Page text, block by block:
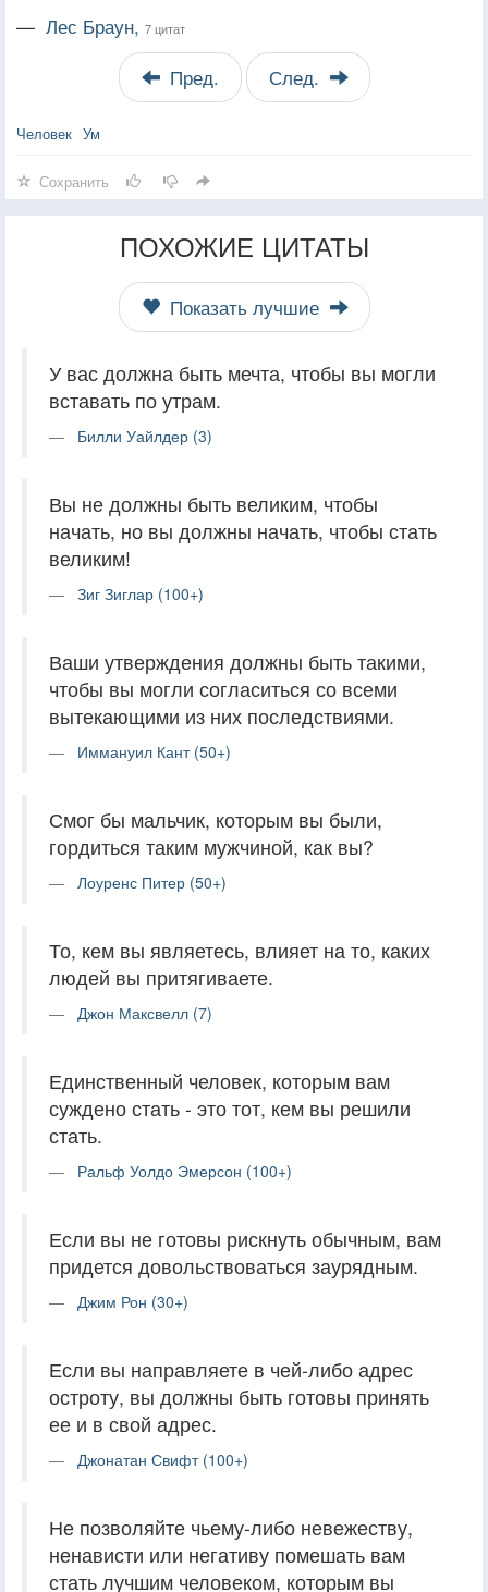
— Лес Браун, 7 цитат
Пред. След.
Человек Ум
Сохранить
ПОХОЖИЕ ЦИТАТЫ
Показать лучшие
У вас должна быть мечта, чтобы вы могли
вставать по утрам.
Билли Уайлдер (3)
Вы не должны быть великим, чтобы
начать, но вы должны начать, чтобы стать
великим!
Зиг Зиглар (100+)
Ваши утверждения должны быть такими,
чтобы вы могли согласиться со всеми
вытекающими из них последствиями.
Иммануил Кант (50+)
Смог бы мальчик, которым вы были,
гордиться таким мужчиной, как вы?
Лоуренс Питер (50+)
То, кем вы являетесь, влияет на то, каких
людей вы притягиваете.
Джон Максвелл (7)
Единственный человек, которым вам
суждено стать - это тот, кем вы решили
стать.
Ральф Уолдо Эмерсон (100+)
Если вы не готовы рискнуть обычным, вам
придется довольствоваться заурядным.
Джим Рон (30+)
Если вы направляете в чей-либо адрес
остроту, вы должны быть готовы принять
ее и в свой адрес.
Джонатан Свифт (100+)
Не позволяйте чьему-либо невежеству,
ненависти или негативу помешать вам
стать лучшим человеком, которым вы